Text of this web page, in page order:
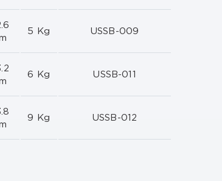
5 Kg USSB-009
6 Kg USSB-011
9 Kg USSB-012